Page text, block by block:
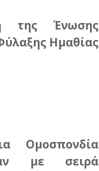
της Ένωσης
Ημαθίας
Ομοσπονδία
με σειρά